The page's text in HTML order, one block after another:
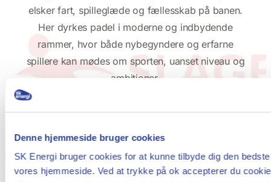
Denne hjemmeside bruger cookies
SK Energi bruger cookies for at kunne tilbyde dig den
vores hjemmeside. Ved at trykke på ok accepterer du
elsker fart, spilleglæde og fællesskab på banen.
Her dyrkes padel i moderne og indbydende
rammer, hvor både nybegyndere og erfarne
spillere kan mødes om sporten, uanset niveau og
ambitioner.
lige så vigtigt som det sportslige. Padel er en
sport, der samler mennesker på tværs af alder og
erfaring, og i Slagelse Padel er der fokus på både